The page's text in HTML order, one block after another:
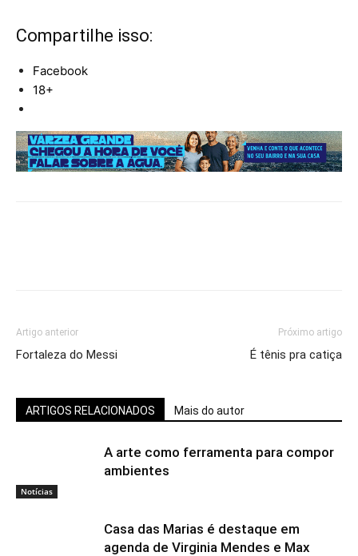
Compartilhe isso:
Facebook
18+
Artigo anterior
Fortaleza do Messi
Próximo artigo
É tênis pra catiça
ARTIGOS RELACIONADOS Mais do autor
Notícias
A arte como ferramenta para compor
ambientes
Casa das Marias é destaque em
agenda de Virginia Mendes e Max